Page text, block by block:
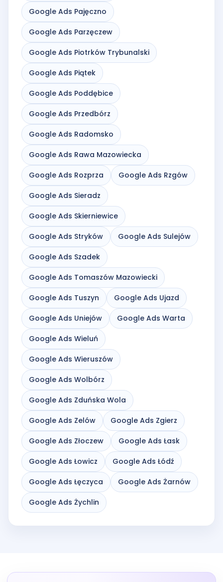
Google Ads Pajęczno
Google Ads Parzęczew
Google Ads Piotrków Trybunalski
Google Ads Piątek
Google Ads Poddębice
Google Ads Przedbórz
Google Ads Radomsko
Google Ads Rawa Mazowiecka
Google Ads Rozprza Google Ads Rzgów
Google Ads Sieradz
Google Ads Skierniewice
Google Ads Stryków Google Ads Sulejów
Google Ads Szadek
Google Ads Tomaszów Mazowiecki
Google Ads Tuszyn Google Ads Ujazd
Google Ads Uniejów Google Ads Warta
Google Ads Wieluń
Google Ads Wieruszów
Google Ads Wolbórz
Google Ads Zduńska Wola
Google Ads Zelów Google Ads Zgierz
Google Ads Złoczew Google Ads Łask
Google Ads Łowicz Google Ads Łódź
Google Ads Łęczyca Google Ads Żarnów
Google Ads Żychlin